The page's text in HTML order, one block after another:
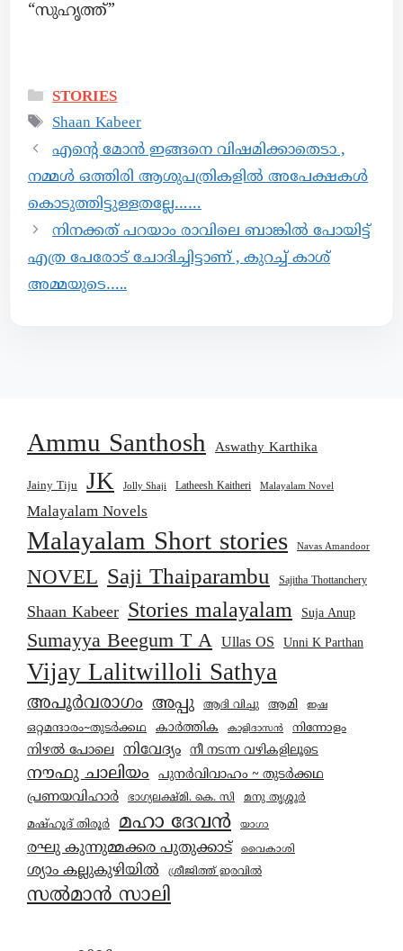
“സുഹൃത്ത്”
STORIES
Shaan Kabeer
എൻ്റെ മോൻ ഇങ്ങനെ വിഷമിക്കാതെടാ ,
നമ്മൾ ഒത്തിരി ആശുപത്രികളിൽ അപേക്ഷകൾ
കൊടുത്തിട്ടുള്ളതല്ലേ……
നിനക്കത് പറയാം രാവിലെ ബാങ്കിൽ പോയിട്ട്
എത്ര പേരോട് ചോദിച്ചിട്ടാണ് , കുറച്ച് കാശ്
അമ്മയുടെ…..
Ammu Santhosh Aswathy Karthika
Jainy Tiju JK Jolly Shaji Latheesh Kaitheri Malayalam Novel
Malayalam Novels
Malayalam Short stories Navas Amandoor
NOVEL Saji Thaiparambu Sajitha Thottanchery
Shaan Kabeer Stories malayalam Suja Anup
Sumayya Beegum T A Ullas OS Unni K Parthan
Vijay Lalitwilloli Sathya
അപൂർവരാഗം അപ്പു ആദി വിച്ചു ആമി ഇഷ
ഒറ്റമന്ദാരം~തുടർക്കഥ കാര്‍ത്തിക കാളിദാസൻ നിന്നോളം
നിഴൽ പോലെ നിവേദ്യം നീ നടന്ന വഴികളിലൂടെ
നൗഫു ചാലിയം പുനർവിവാഹം ~ തുടർക്കഥ
പ്രണയവിഹാർ ഭാഗ്യലക്ഷ്മി. കെ. സി
മനു തൃശ്ശൂർ
മഷ്ഹൂദ് തിരൂർ
മഹാ ദേവൻ യാഗാ
രഘു കുന്നുമ്മക്കര പുതുക്കാട് വൈകാശി
ശ്യാം കല്ലുകുഴിയിൽ ശ്രീജിത്ത് ഇരവിൽ
സൽമാൻ സാലി